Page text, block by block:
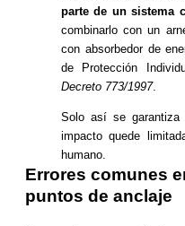
parte de un sistema
combinarlo con un
con absorbedor de
de Protección
Decreto 773/1997.
Solo así se
impacto quede
humano.
Errores comunes
puntos de anclaje